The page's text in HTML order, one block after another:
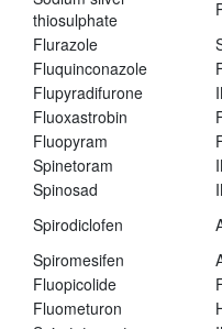
thiosulphate
Flurazole
Fluquinconazole
Flupyradifurone
Fluoxastrobin
Fluopyram
Spinetoram
Spinosad
Spirodiclofen
Spiromesifen
Fluopicolide
Fluometuron